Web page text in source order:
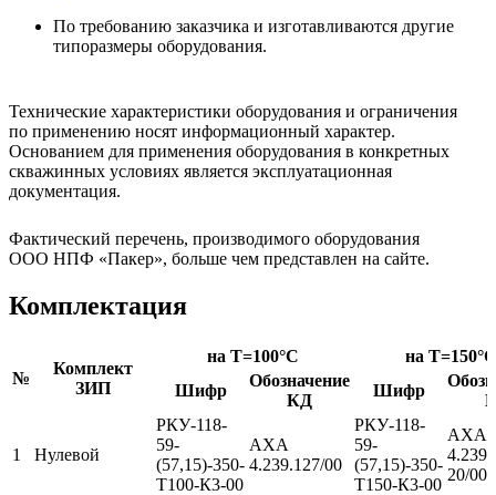
По требованию заказчика и изготавливаются другие
типоразмеры оборудования.
Технические характеристики оборудования и ограничения
по применению носят информационный характер.
Основанием для применения оборудования в конкретных
скважинных условиях является эксплуатационная
документация.
Фактический перечень, производимого оборудования
ООО НПФ «Пакер», больше чем представлен на сайте.
Комплектация
№
Комплект
ЗИП
на T=100°C
на T=150°C
Шифр
Обозначение
КД
Шифр
1 Нулевой
РКУ-118-
59-
(57,15)-350-
Т100-К3-00
АХА
4.239.127/00
РКУ-118-
59-
(57,15)-350-
Т150-К3-00
АХА
20/00